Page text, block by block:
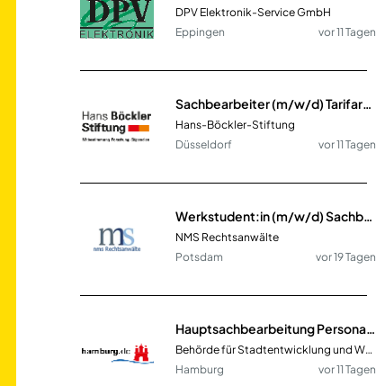
DPV Elektronik-Service GmbH
Eppingen
vor 11 Tagen
Sachbearbeiter (m/w/d) Tarifarchiv
Hans-Böckler-Stiftung
Düsseldorf
vor 11 Tagen
Werkstudent:in (m/w/d) Sachbearbeitung im Bereich Insolvenzrecht in Teilzeit
NMS Rechtsanwälte
Potsdam
vor 19 Tagen
Hauptsachbearbeitung Personalentwicklung
Behörde für Stadtentwicklung und Wohnen
Hamburg
vor 11 Tagen